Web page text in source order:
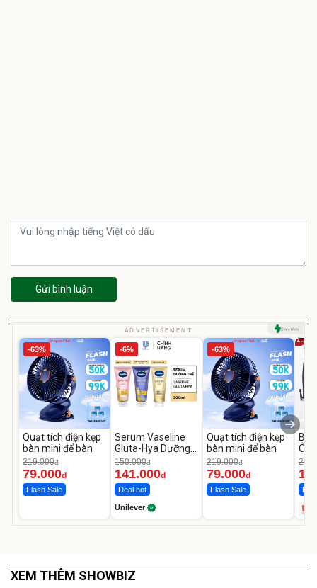
Gửi bình luận
ADVERTISEMENT
-63%
Quạt tích điện kẹp
bàn mini để bàn
219.000đ
79.000đ
Flash Sale
-6%
Serum Vaseline
Gluta-Hya Dưỡng
Da Sáng Mịn Sau 7
Ngày
150.000đ
141.000đ
Deal hot
Unilever
-63%
Quạt tích điện kẹp
bàn mini để bàn
219.000đ
79.000đ
Flash Sale
Ô
Hot
XEM THÊM SHOWBIZ